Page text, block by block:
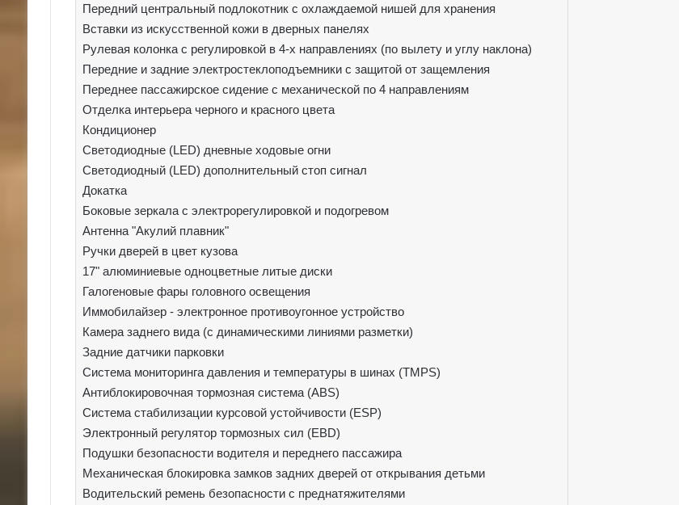
Передний центральный подлокотник с охлаждаемой нишей для хранения
Вставки из искусственной кожи в дверных панелях
Рулевая колонка с регулировкой в 4-х направлениях (по вылету и углу наклона)
Передние и задние электростеклоподъемники с защитой от защемления
Переднее пассажирское сидение с механической по 4 направлениям
Отделка интерьера черного и красного цвета
Кондиционер
Светодиодные (LED) дневные ходовые огни
Светодиодный (LED) дополнительный стоп сигнал
Докатка
Боковые зеркала с электрорегулировкой и подогревом
Антенна "Акулий плавник"
Ручки дверей в цвет кузова
17" алюминиевые одноцветные литые диски
Галогеновые фары головного освещения
Иммобилайзер - электронное противоугонное устройство
Камера заднего вида (с динамическими линиями разметки)
Задние датчики парковки
Система мониторинга давления и температуры в шинах (TMPS)
Антиблокировочная тормозная система (ABS)
Система стабилизации курсовой устойчивости (ESP)
Электронный регулятор тормозных сил (EBD)
Подушки безопасности водителя и переднего пассажира
Механическая блокировка замков задних дверей от открывания детьми
Водительский ремень безопасности с преднатяжителями